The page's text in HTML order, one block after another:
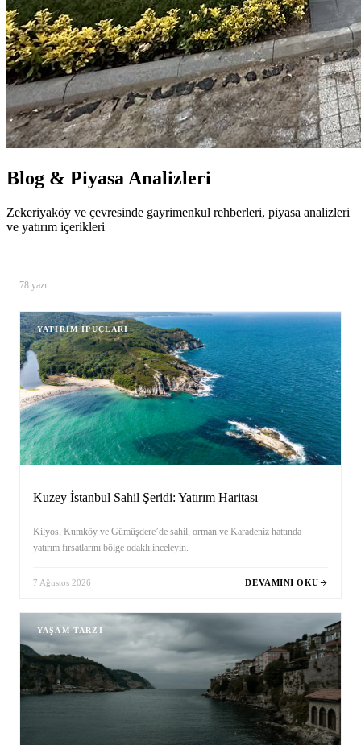
Blog & Piyasa Analizleri
Zekeriyaköy ve çevresinde gayrimenkul rehberleri, piyasa analizleri
ve yatırım içerikleri
78 yazı
YATIRIM İPUÇLARI
Kuzey İstanbul Sahil Şeridi: Yatırım Haritası
Kilyos, Kumköy ve Gümüşdere’de sahil, orman ve Karadeniz hattında
yatırım fırsatlarını bölge odaklı inceleyin.
7 Ağustos 2026 DEVAMINI OKU
YAŞAM TARZI